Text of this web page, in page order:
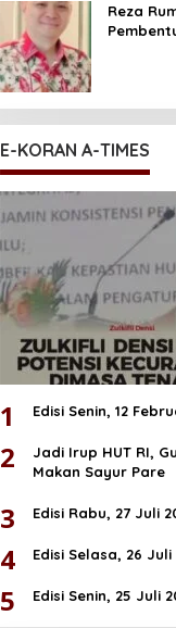
Reza
E-KORAN A-TIMES
1 Edisi Senin, 12
2
Jadi Irup HUT RI,
Makan Sayur Pare
3 Edisi Rabu, 27 Juli
4 Edisi Selasa, 26 Juli
5 Edisi Senin, 25 Juli